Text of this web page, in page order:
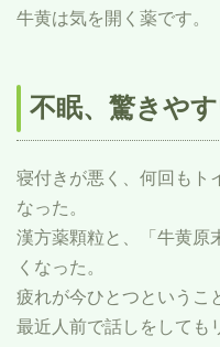
牛黄は気を開く薬です。
不眠、驚きや
寝付きが悪く、何回もト
なった。
漢方薬顆粒と、「牛黄原
くなった。
疲れが今ひとつというこ
最近人前で話しをしても